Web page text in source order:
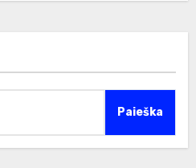
Paieška